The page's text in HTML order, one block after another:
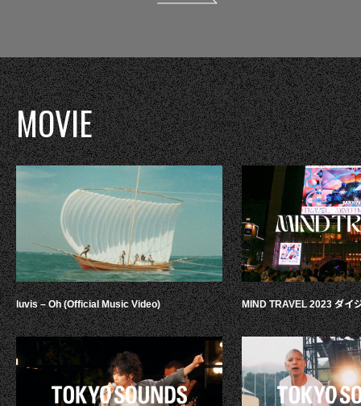
MOVIE
luvis – Oh (Official Music Video) MIND TRAVEL 2023 ダイ